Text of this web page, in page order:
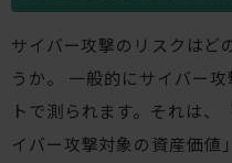
サイバー攻撃のリスクはど
うか。 一般的にサイバー
トで測られます。それは、
イバー攻撃対象の資産価値